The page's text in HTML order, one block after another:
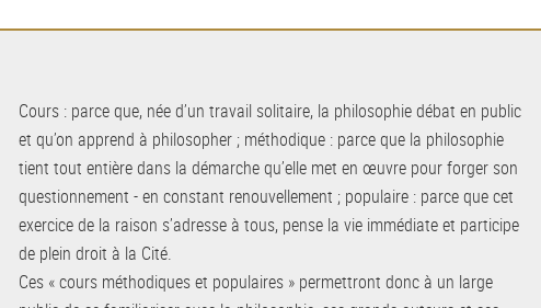
Cours : parce que, née d’un travail solitaire, la philosophie débat en public
et qu’on apprend à philosopher ; méthodique : parce que la philosophie
tient tout entière dans la démarche qu’elle met en œuvre pour forger son
questionnement - en constant renouvellement ; populaire : parce que cet
exercice de la raison s’adresse à tous, pense la vie immédiate et participe
de plein droit à la Cité.
Ces « cours méthodiques et populaires » permettront donc à un large